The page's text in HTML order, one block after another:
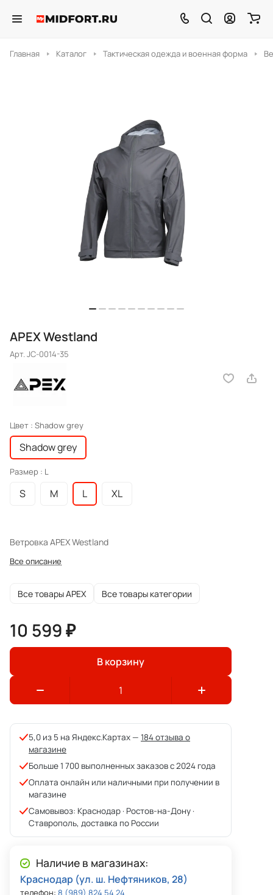
Главная Каталог Тактическая одежда и военная форма
APEX Westland
Арт.JC-0014-35
Цвет : Shadow grey
Shadow grey
Размер : L
S M L XL
Ветровка APEX Westland
Все описание
Все товары APEX Все товары категории
10 599 ₽
В корзину
5,0 из 5 на Яндекс.Картах — 184 отзыва о
магазине
Больше 1 700 выполненных заказов с 2024 года
Оплата онлайн или наличными при получении в
магазине
Самовывоз: Краснодар · Ростов-на-Дону ·
Ставрополь, доставка по России
Наличие в магазинах:
Краснодар (ул. ш. Нефтяников, 28)